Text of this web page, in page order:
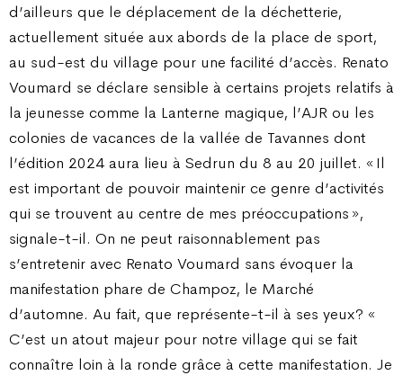
d’ailleurs que le déplacement de la déchetterie,
actuellement située aux abords de la place de sport,
au sud-est du village pour une facilité d’accès. Renato
Voumard se déclare sensible à certains projets relatifs à
la jeunesse comme la Lanterne magique, l’AJR ou les
colonies de vacances de la vallée de Tavannes dont
l’édition 2024 aura lieu à Sedrun du 8 au 20 juillet. « Il
est important de pouvoir maintenir ce genre d’activités
qui se trouvent au centre de mes préoccupations »,
signale-t-il. On ne peut raisonnablement pas
s’entretenir avec Renato Voumard sans évoquer la
manifestation phare de Champoz, le Marché
d’automne. Au fait, que représente-t-il à ses yeux ? «
C’est un atout majeur pour notre village qui se fait
connaître loin à la ronde grâce à cette manifestation. Je